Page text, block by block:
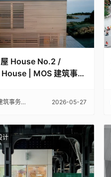
House No.2 /
| MOS 建筑事务
务所｜MOS 2026-05-27
计